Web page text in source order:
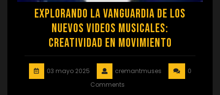
Explorando la Vanguardia de los
Nuevos Videos Musicales:
Creatividad en Movimiento
03 mayo 2025 cremantmuses
0
Comments